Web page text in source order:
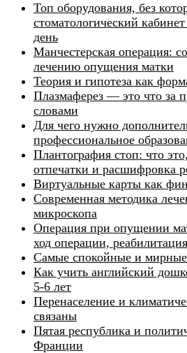
Топ оборудования, без
стоматологический
день
Манчестерская операция:
лечению опущения матки
Теория и гипотеза как
Плазмаферез — это что за
словами
Для чего нужно
профессиональное
Плантография стоп: что
отпечатки и расшифровка
Виртуальные карты как
Современная методика
микроскопа
Операция при опущении
ход операции, реабилитация
Самые спокойные и
Как учить английский
5-6 лет
Перенаселение и
связаны
Пятая республика и
Франции